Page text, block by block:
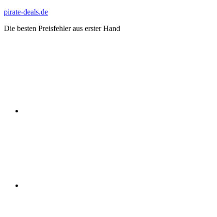
Zum
springen
pirate-deals.de
Die besten Preisfehler aus erster Hand